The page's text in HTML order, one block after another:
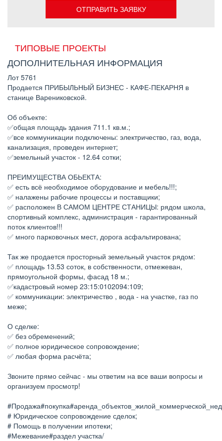
ОТПРАВИТЬ ЗАЯВКУ
ТИПОВЫЕ ПРОЕКТЫ
ДОПОЛНИТЕЛЬНАЯ ИНФОРМАЦИЯ
Лот 5761
Продается ПРИБЫЛЬНЫЙ БИЗНЕС - КАФЕ-ПЕКАРНЯ в
станице Варениковской.
Об объекте:
✅общая площадь здания 711.1 кв.м.;
✅все коммуникации подключены: электричество, газ, вода,
канализация, проведен интернет;
✅земельный участок - 12.64 сотки;
ПРЕИМУЩЕСТВА ОБЬЕКТА:
✅ есть всё необходимое оборудование и мебель!!!;
✅ налажены рабочие процессы и поставщики;
✅ расположен В САМОМ ЦЕНТРЕ СТАНИЦЫ: рядом школа,
спортивный комплекс, администрация - гарантированный
поток клиентов!!!
✅ много парковочных мест, дорога асфальтирована;
Так же продается просторный земельный участок рядом:
✅ площадь 13.53 соток, в собственности, отмежеван,
прямоугольной формы, фасад 18 м.;
✅кадастровый номер 23:15:0102094:109;
✅ коммуникации: электричество , вода - на участке, газ по
меже;
О сделке:
✅ без обременений;
✅ полное юридическое сопровождение;
✅ любая форма расчёта;
Звоните прямо сейчас - мы ответим на все ваши вопросы и
организуем просмотр!
# Юридическое сопровождение сделок;
# Помощь в получении ипотеки;
#Межевание#раздел участка/